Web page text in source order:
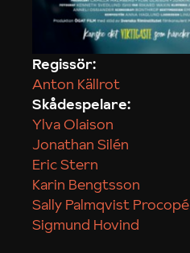
Regissör:
Anton Källrot
Skådespelare:
Ylva Olaison
Jonathan Silén
Eric Stern
Karin Bengtsson
Sally Palmqvist Procopé
Sigmund Hovind